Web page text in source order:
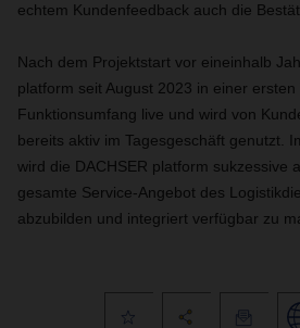
echtem Kundenfeedback auch die
Nach dem Projektstart vor eineinhalb
platform seit August 2023 in einer ersten
Funktionsumfang live und wird von
bereits aktiv im Tagesgeschäft genutzt.
wird die DACHSER platform sukzessive
gesamte Service-Angebot des
abzubilden und integriert verfügbar zu